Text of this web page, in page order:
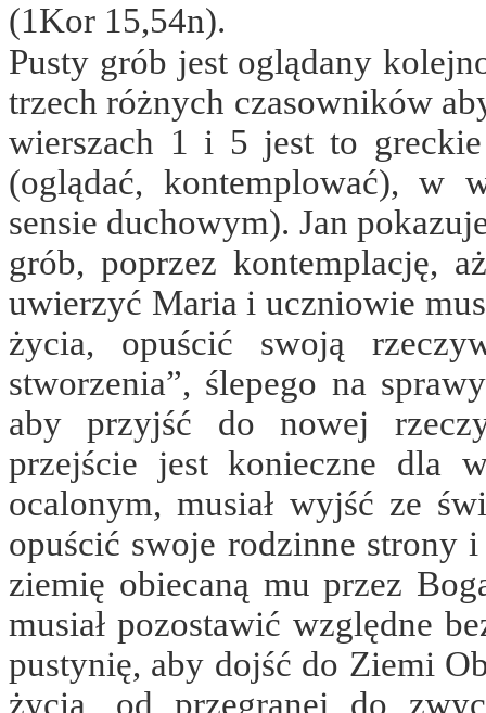
(1Kor 15,54n).
Pusty grób jest oglądany
trzech różnych czasowników
wierszach 1 i 5 jest to
(oglądać, kontemplować), w
sensie duchowym). Jan
grób, poprzez kontemplację,
uwierzyć Maria i uczniowie
życia, opuścić swoją
stworzenia”, ślepego na
aby przyjść do nowej
przejście jest konieczne dla
ocalonym, musiał wyjść ze
opuścić swoje rodzinne strony
ziemię obiecaną mu przez
musiał pozostawić względne
pustynię, aby dojść do Ziemi
życia, od przegranej do